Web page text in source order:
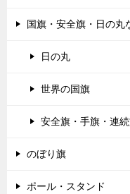
国旗・安全旗・日の丸
日の丸
世界の国旗
安全旗・手旗・連
のぼり旗
ポール・スタンド